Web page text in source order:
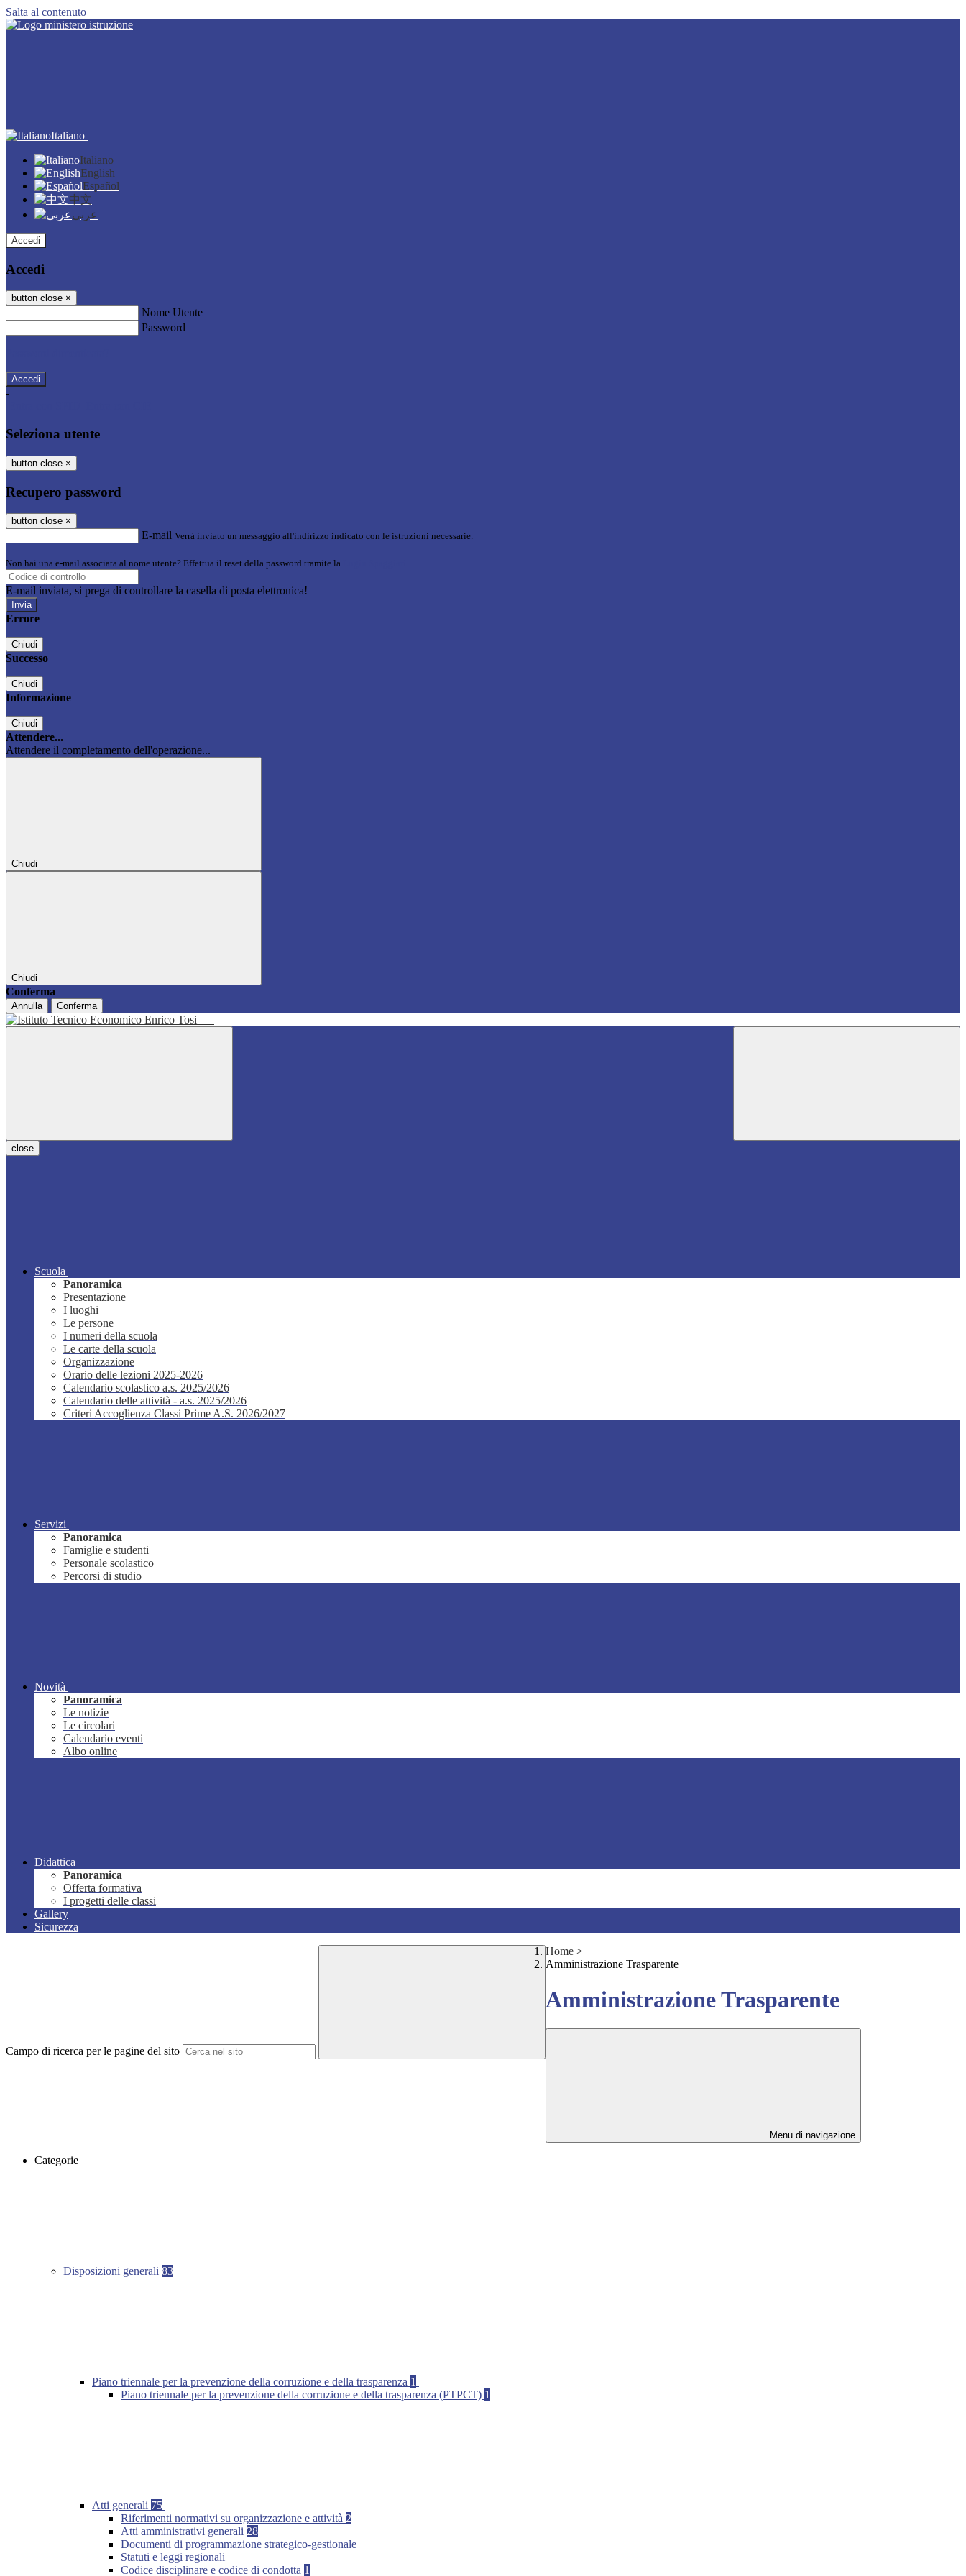
Salta al contenuto
Italiano
Italiano
English
Español
中文
عربى
Accedi
Accedi
button close ×
Nome Utente
Password
-
Seleziona utente
button close ×
Recupero password
button close ×
E-mail Verrà inviato un messaggio all'indirizzo indicato con le istruzioni necessarie.
Non hai una e-mail associata al nome utente? Effettua il reset della password tramite la
E-mail inviata, si prega di controllare la casella di posta elettronica!
Errore
Chiudi
Successo
Chiudi
Informazione
Chiudi
Attendere...
Attendere il completamento dell'operazione...
Chiudi
Chiudi
Conferma
Annulla Conferma
close
Scuola
Panoramica
Presentazione
I luoghi
Le persone
I numeri della scuola
Le carte della scuola
Organizzazione
Orario delle lezioni 2025-2026
Calendario scolastico a.s. 2025/2026
Calendario delle attività - a.s. 2025/2026
Criteri Accoglienza Classi Prime A.S. 2026/2027
Servizi
Panoramica
Famiglie e studenti
Personale scolastico
Percorsi di studio
Novità
Panoramica
Le notizie
Le circolari
Calendario eventi
Albo online
Didattica
Panoramica
Offerta formativa
I progetti delle classi
Gallery
Sicurezza
Campo di ricerca per le pagine del sito
Home >
Amministrazione Trasparente
Amministrazione Trasparente
Menu di navigazione
Categorie
Disposizioni generali 83
Piano triennale per la prevenzione della corruzione e della trasparenza 1
Piano triennale per la prevenzione della corruzione e della trasparenza (PTPCT) 1
Atti generali 75
Riferimenti normativi su organizzazione e attività 2
Atti amministrativi generali 28
Documenti di programmazione strategico-gestionale
Statuti e leggi regionali
Codice disciplinare e codice di condotta 1